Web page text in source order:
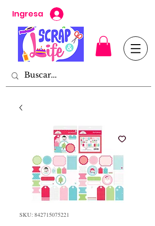
Ingresa
SKU: 842715075221